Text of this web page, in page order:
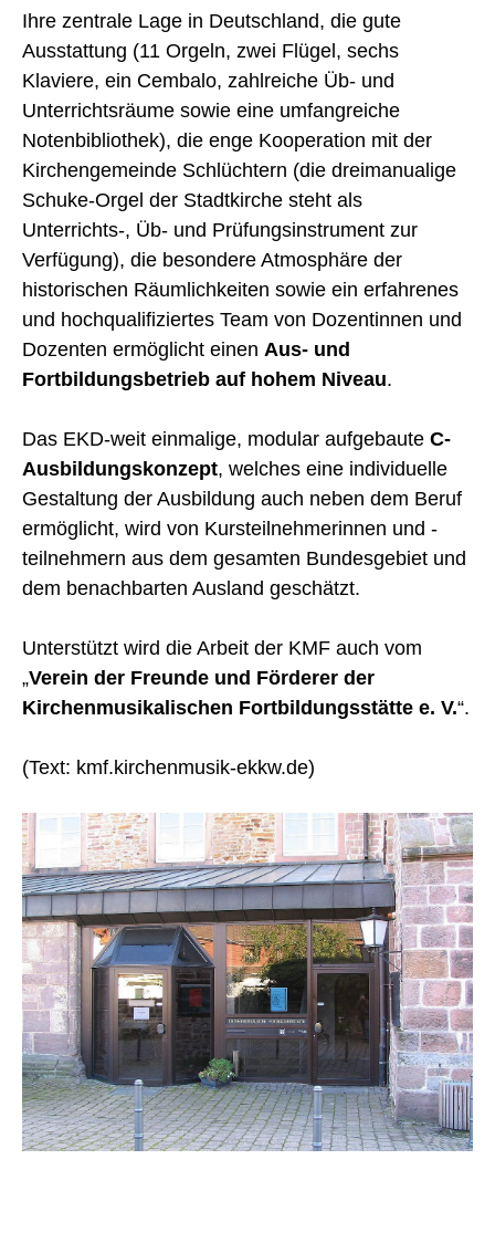
Ihre zentrale Lage in Deutschland, die gute
Ausstattung (11 Orgeln, zwei Flügel, sechs
Klaviere, ein Cembalo, zahlreiche Üb- und
Unterrichtsräume sowie eine umfangreiche
Notenbibliothek), die enge Kooperation mit der
Kirchengemeinde Schlüchtern (die dreimanualige
Schuke-Orgel der Stadtkirche steht als
Unterrichts-, Üb- und Prüfungsinstrument zur
Verfügung), die besondere Atmosphäre der
historischen Räumlichkeiten sowie ein erfahrenes
und hochqualifiziertes Team von Dozentinnen und
Dozenten ermöglicht einen Aus- und
Fortbildungsbetrieb auf hohem Niveau.
Das EKD-weit einmalige, modular aufgebaute C-
Ausbildungskonzept, welches eine individuelle
Gestaltung der Ausbildung auch neben dem Beruf
ermöglicht, wird von Kursteilnehmerinnen und -
teilnehmern aus dem gesamten Bundesgebiet und
dem benachbarten Ausland geschätzt.
Unterstützt wird die Arbeit der KMF auch vom
„Verein der Freunde und Förderer der
Kirchenmusikalischen Fortbildungsstätte e. V.“.
(Text: kmf.kirchenmusik-ekkw.de)